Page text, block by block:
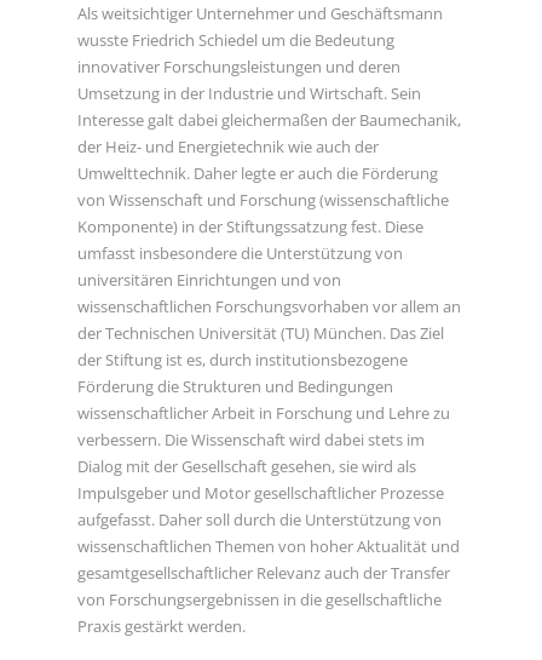
Als weitsichtiger Unternehmer und Geschäftsmann wusste
Friedrich Schiedel um die Bedeutung innovativer
Forschungsleistungen und deren Umsetzung in der
Industrie und Wirtschaft. Sein Interesse galt dabei
gleichermaßen der Baumechanik, der Heiz- und
Energietechnik wie auch der Umwelttechnik. Daher legte er
auch die Förderung von Wissenschaft und Forschung
(wissenschaftliche Komponente) in der Stiftungssatzung
fest. Diese umfasst insbesondere die Unterstützung von
universitären Einrichtungen und von wissenschaftlichen
Forschungsvorhaben vor allem an der Technischen
Universität (TU) München. Das Ziel der Stiftung ist es, durch
institutionsbezogene Förderung die Strukturen und
Bedingungen wissenschaftlicher Arbeit in Forschung und
Lehre zu verbessern. Die Wissenschaft wird dabei stets im
Dialog mit der Gesellschaft gesehen, sie wird als
Impulsgeber und Motor gesellschaftlicher Prozesse
aufgefasst. Daher soll durch die Unterstützung von
wissenschaftlichen Themen von hoher Aktualität und
gesamtgesellschaftlicher Relevanz auch der Transfer von
Forschungsergebnissen in die gesellschaftliche Praxis
gestärkt werden.
Als weitsichtiger Unternehmer und Geschäftsmann
wusste Friedrich Schiedel um die Bedeutung
innovativer Forschungsleistungen und deren
Umsetzung in der Industrie und Wirtschaft. Sein
Interesse galt dabei gleichermaßen der Baumechanik,
der Heiz- und Energietechnik wie auch der
Umwelttechnik. Daher legte er auch die Förderung
von Wissenschaft und Forschung (wissenschaftliche
Komponente) in der Stiftungssatzung fest. Diese
umfasst insbesondere die Unterstützung von
universitären Einrichtungen und von
wissenschaftlichen Forschungsvorhaben vor allem an
der Technischen Universität (TU) München. Das Ziel
der Stiftung ist es, durch institutionsbezogene
Förderung die Strukturen und Bedingungen
wissenschaftlicher Arbeit in Forschung und Lehre zu
verbessern. Die Wissenschaft wird dabei stets im
Dialog mit der Gesellschaft gesehen, sie wird als
Impulsgeber und Motor gesellschaftlicher Prozesse
aufgefasst. Daher soll durch die Unterstützung von
wissenschaftlichen Themen von hoher Aktualität und
gesamtgesellschaftlicher Relevanz auch der Transfer
von Forschungsergebnissen in die gesellschaftliche
Praxis gestärkt werden.